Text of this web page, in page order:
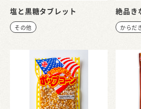
塩と黒糖タブレット
その他
絶品き
からだ